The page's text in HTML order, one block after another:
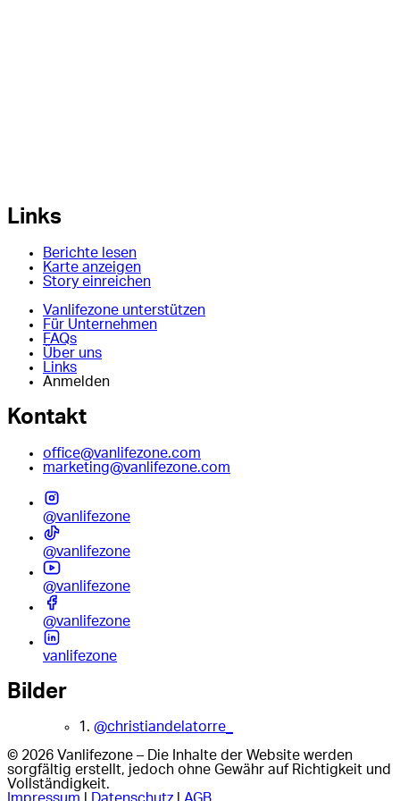
Links
Berichte lesen
Karte anzeigen
Story einreichen
Vanlifezone unterstützen
Für Unternehmen
FAQs
Über uns
Links
Anmelden
Kontakt
office@vanlifezone.com
marketing@vanlifezone.com
@vanlifezone
@vanlifezone
@vanlifezone
@vanlifezone
vanlifezone
Bilder
1. @christiandelatorre_
© 2026 Vanlifezone – Die Inhalte der Website werden
sorgfältig erstellt, jedoch ohne Gewähr auf Richtigkeit und
Vollständigkeit.